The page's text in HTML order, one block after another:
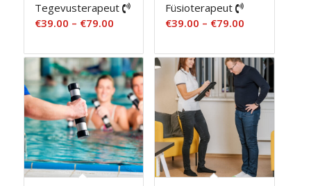
Tegevusterapeut
€39.00 – €79.00Hinnavahemik:
kuni
€79.00
Füsioterapeut
€39.00 – €79.00
kuni
€79.00